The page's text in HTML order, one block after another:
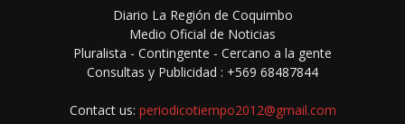
Diario La Región de Coquimbo
Medio Oficial de Noticias
Pluralista - Contingente - Cercano a la gente
Consultas y Publicidad : +569 68487844
Contact us: periodicotiempo2012@gmail.com